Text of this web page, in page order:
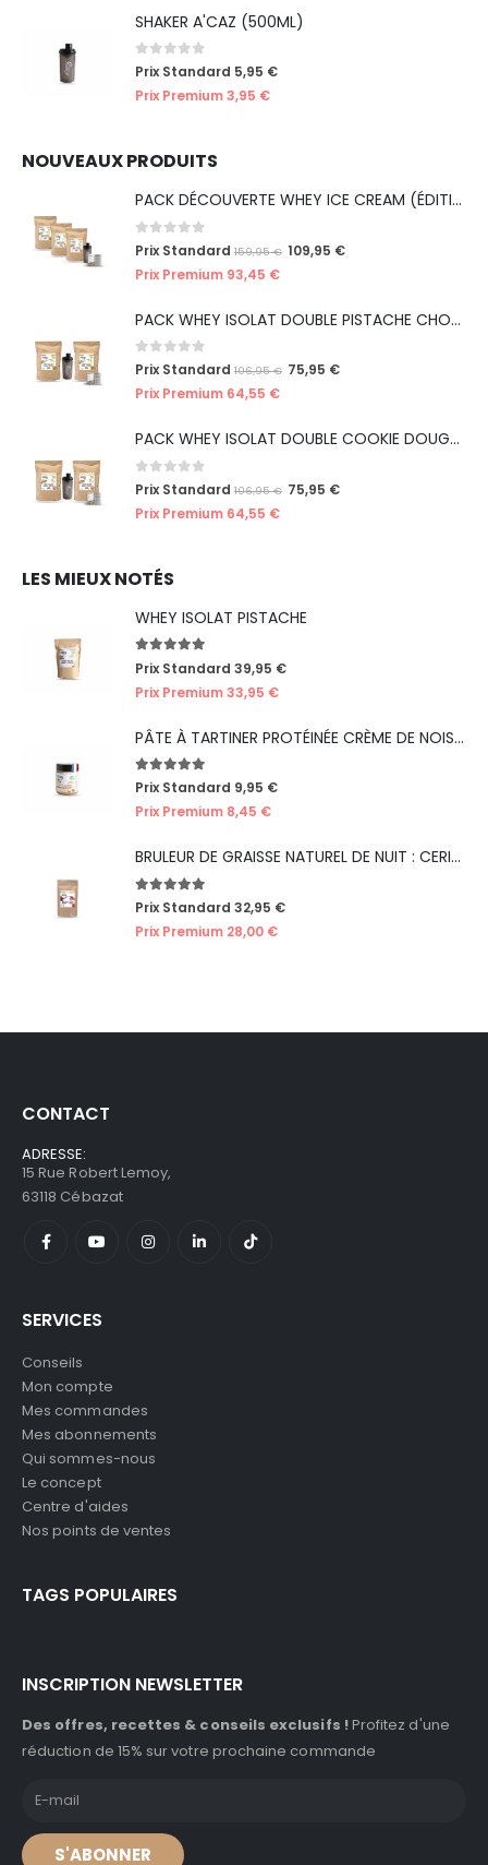
SHAKER A'CAZ (500ML)
0 out of 5
Prix Standard 5,95 €
Prix Premium3,95 €
NOUVEAUX PRODUITS
PACK DÉCOUVERTE WHEY ICE CREAM (ÉDITION LIMITÉE)
0 out of 5
Prix Standard 159,95€ 109,95 €
Prix Premium 93,45 €
PACK WHEY ISOLAT DOUBLE PISTACHE CHOCO' (ÉDITION LIMITÉE ICE CREAM)
0 out of 5
Prix Standard 106,95€ 75,95 €
Prix Premium 64,55 €
PACK WHEY ISOLAT DOUBLE COOKIE DOUGH (ÉDITION LIMITÉE ICE CREAM)
0 out of 5
Prix Standard 106,95€ 75,95 €
Prix Premium 64,55 €
LES MIEUX NOTÉS
WHEY ISOLAT PISTACHE
5.00 out of 5
Prix Standard 39,95 €
Prix Premium33,95 €
PÂTE À TARTINER PROTÉINÉE CRÈME DE NOISETTES
5.00out of 5
Prix Standard 9,95 €
Prix Premium 8,45 €
BRULEUR DE GRAISSE NATUREL DE NUIT : CERISE
5.00 out of 5
Prix Standard 32,95 €
Prix Premium 28,00 €
CONTACT
ADRESSE:
15 Rue Robert Lemoy,
63118 Cébazat
SERVICES
Conseils
Mon compte
Mes commandes
Mes abonnements
Qui sommes-nous
Le concept
Centre d'aides
Nos points de ventes
TAGS POPULAIRES
INSCRIPTION NEWSLETTER
Des offres, recettes & conseils exclusifs !Profitez d'une
réduction de 15% sur votre prochaine commande
S'ABONNER